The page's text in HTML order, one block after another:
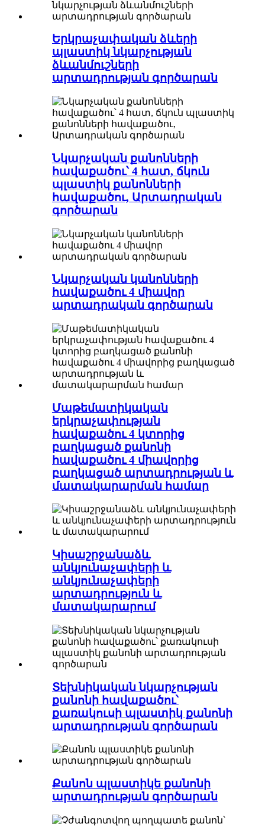
Երկրաչափական ձևերի
պլաստիկ նկարչության
ձևանմուշների
արտադրության գործարան
Նկարչական քանոնների
հավաքածու՝ 4 հատ, ճկուն
պլաստիկ քանոնների
հավաքածու, Արտադրական
գործարան
Նկարչական կանոնների
հավաքածու 4 միավոր
արտադրական գործարան
Մաթեմատիկական
երկրաչափության
հավաքածու 4 կտորից
բաղկացած քանոնի
հավաքածու 4 միավորից
բաղկացած արտադրության և
մատակարարման համար
Կիսաշրջանաձև
անկյունաչափերի և
անկյունաչափերի
արտադրություն և
մատակարարում
Տեխնիկական նկարչության
քանոնի հավաքածու՝
քառակուսի պլաստիկ քանոնի
արտադրության գործարան
Քանոն պլաստիկե քանոնի
արտադրության գործարան